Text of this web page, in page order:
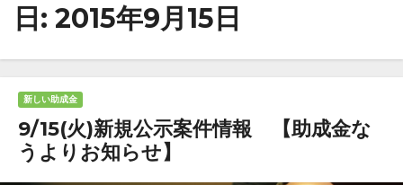
日: 2015年9月15日
新しい助成金
9/15(火)新規公示案件情報 【助成金な
うよりお知らせ】